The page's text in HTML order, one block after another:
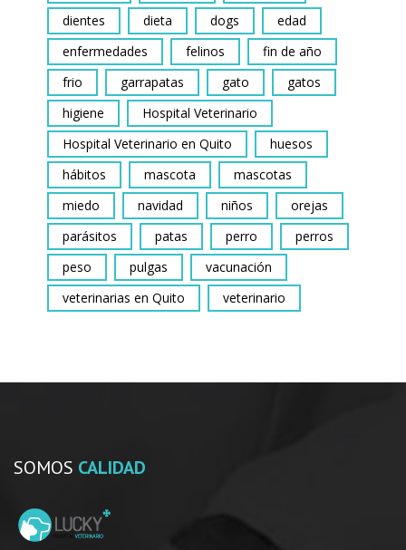
dientes
dieta dogs
edad
enfermedades
felinos
fin de año
frio
garrapatas gato
gatos
higiene
Hospital Veterinario
Hospital Veterinario en Quito
huesos
hábitos
mascota
mascotas
miedo
navidad niños
orejas
parásitos
patas perro
perros
peso
pulgas
vacunación
veterinarias en Quito
veterinario
SOMOS CALIDAD